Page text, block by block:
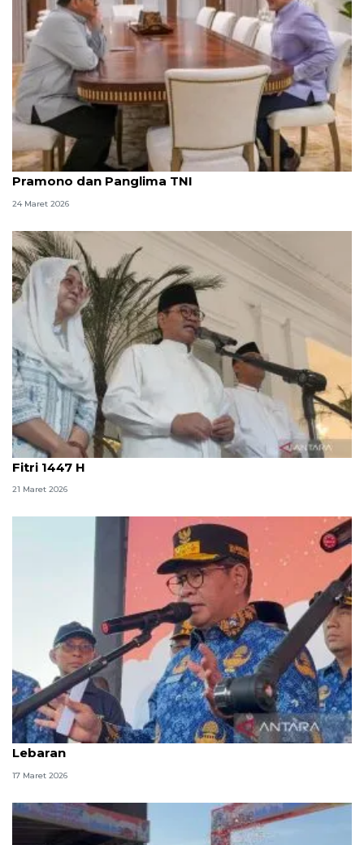
Idul Fitri, Seskab Teddy silaturahmi dengan
Pramono dan Panglima TNI
24 Maret 2026
"Jaga Jakarta" jadi pesan Pramono Anung di Idul
Fitri 1447 H
21 Maret 2026
Pramono minta pemudik tak balik serentak setelah
Lebaran
17 Maret 2026